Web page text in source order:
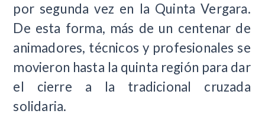
por segunda vez en la Quinta Vergara.
De esta forma, más de un centenar de
animadores, técnicos y profesionales se
movieron hasta la quinta región para dar
el cierre a la tradicional cruzada
solidaria.